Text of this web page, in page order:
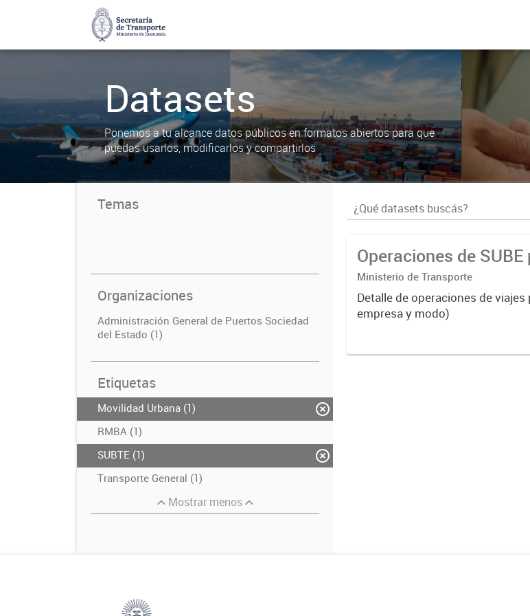
Datasets
Ponemos a tu alcance datos públicos en formatos abiertos para que
puedas usarlos, modificarlos y compartirlos
Temas
Organizaciones
Administración General de Puertos Sociedad
del Estado (1)
Etiquetas
Movilidad Urbana (1)
RMBA (1)
SUBTE (1)
Transporte General (1)
Mostrar menos
Operaciones de
Ministerio de Transporte
Detalle de operaciones de
empresa y modo)